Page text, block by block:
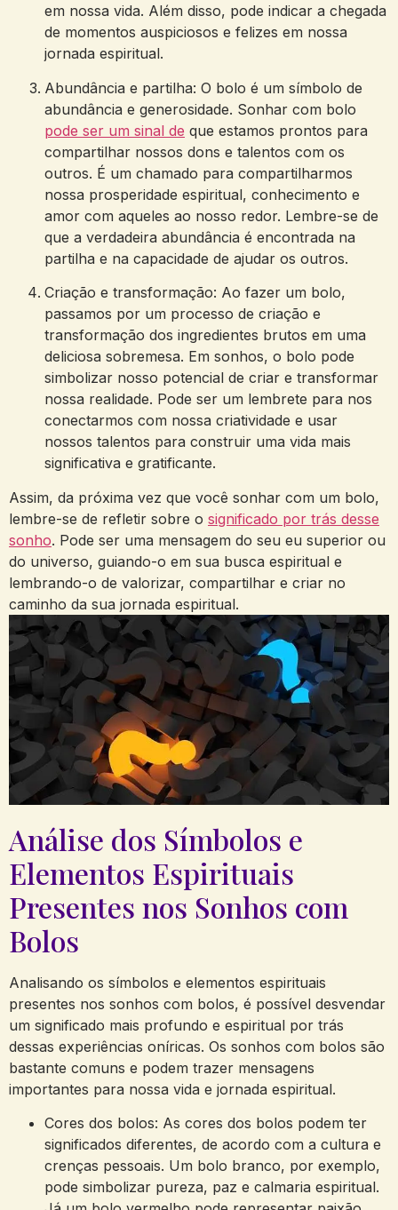
em‍ nossa vida. Além disso, pode indicar a chegada
de⁣ momentos auspiciosos⁢ e felizes ‌em ⁤nossa⁣
jornada⁣ espiritual.
Abundância e partilha: O⁣ bolo é um símbolo de
abundância e ⁢generosidade. Sonhar⁤ com bolo
pode ser um sinal de ​que ⁤estamos prontos para
compartilhar nossos ​dons e talentos com os
outros. É um ⁣chamado para‌ compartilharmos
nossa prosperidade espiritual, conhecimento e
amor com aqueles ao nosso redor. Lembre-se de
que a verdadeira abundância é ⁢encontrada na
⁢partilha e na ⁤capacidade⁣ de ajudar os⁢ outros.
Criação e transformação: Ao fazer ​um bolo,
passamos por um‍ processo de criação e
transformação dos ingredientes brutos​ em uma
deliciosa​ sobremesa. Em sonhos,‍ o bolo pode
simbolizar nosso potencial‌ de criar e transformar
nossa realidade. Pode ser‍ um​ lembrete para⁢ nos
conectarmos ⁢com nossa criatividade e usar
nossos talentos ⁣para construir uma vida mais
significativa e gratificante.
Assim, da próxima vez ⁣que você sonhar com‌ um bolo,⁢
lembre-se de refletir ⁣sobre o significado por trás desse
sonho. ‍Pode ser uma mensagem do seu eu superior ‌ou
do universo, guiando-o em sua ⁤busca espiritual e​
lembrando-o ⁢de valorizar, compartilhar ⁢e criar ⁢no
⁢caminho ⁤da sua ‌jornada espiritual.
Análise ⁣dos‍ Símbolos e
Elementos Espirituais
Presentes ​nos Sonhos com
Bolos
Analisando os ⁤símbolos e elementos‌ espirituais
‌presentes‌ nos sonhos ⁣com bolos, é possível desvendar
um significado mais profundo ⁢e espiritual ‌por trás⁢
dessas experiências oníricas. Os sonhos com bolos​ são
bastante comuns e podem ⁣trazer mensagens
importantes para nossa vida e ⁣jornada ​espiritual.
Cores dos bolos: As cores dos bolos podem ‍ter
significados diferentes, ⁢de acordo‌ com ‌a cultura e
crenças pessoais. Um⁤ bolo ⁢branco, ⁣por exemplo,
pode simbolizar​ pureza, paz ‍e calmaria espiritual.